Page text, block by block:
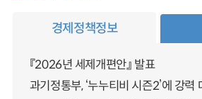
경제정책정보
『2026년 세제개편안』 발표
과기정통부, ‘누누티비 시즌2’에 강력